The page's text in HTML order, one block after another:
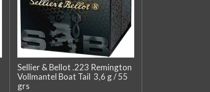
Sellier & Bellot .223 Remington
Vollmantel Boat Tail 3,6 g / 55
grs